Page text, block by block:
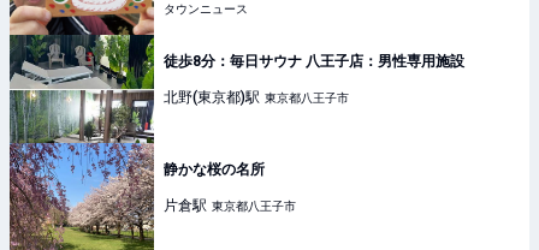
タウンニュース
徒歩8分：毎日サウナ 八王子店：男性専用施設
北野(東京都)駅 東京都八王子市
静かな桜の名所
片倉駅 東京都八王子市